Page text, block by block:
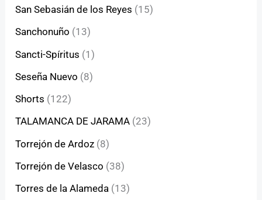
San Sebasián de los Reyes (15)
Sanchonuño (13)
Sancti-Spíritus (1)
Seseña Nuevo (8)
Shorts (122)
TALAMANCA DE JARAMA (23)
Torrejón de Ardoz (8)
Torrejón de Velasco (38)
Torres de la Alameda (13)